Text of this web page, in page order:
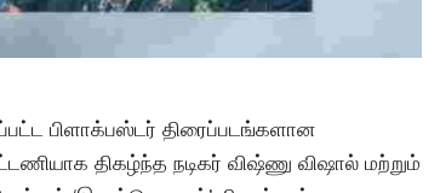
பிளாக்பஸ்டர் திரைப்படங்களான
திகழ்ந்த நடிகர் விஷ்ணு விஷால் மற்றும்